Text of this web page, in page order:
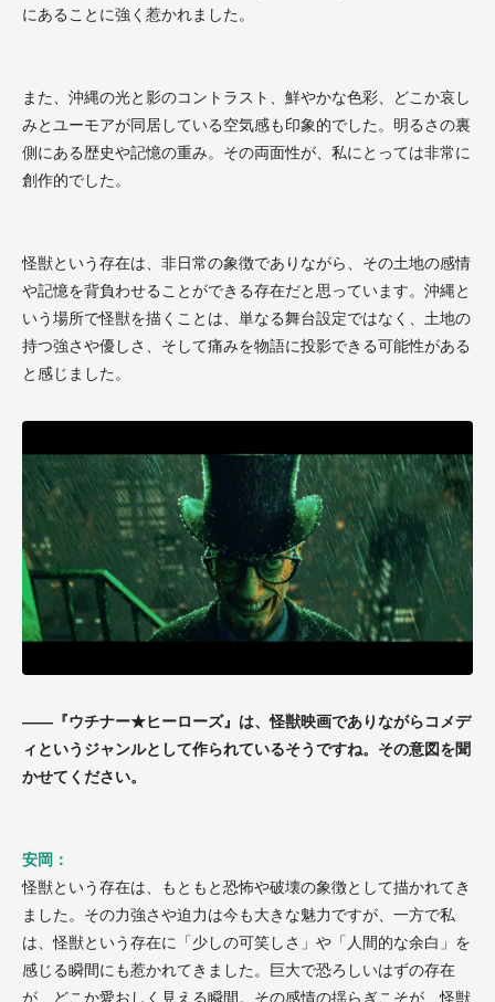
にあることに強く惹かれました。
また、沖縄の光と影のコントラスト、鮮やかな色彩、どこか哀し
みとユーモアが同居している空気感も印象的でした。明るさの裏
側にある歴史や記憶の重み。その両面性が、私にとっては非常に
創作的でした。
怪獣という存在は、非日常の象徴でありながら、その土地の感情
や記憶を背負わせることができる存在だと思っています。沖縄と
いう場所で怪獣を描くことは、単なる舞台設定ではなく、土地の
持つ強さや優しさ、そして痛みを物語に投影できる可能性がある
と感じました。
——『ウチナー★ヒーローズ』は、怪獣映画でありながらコメデ
ィというジャンルとして作られているそうですね。その意図を聞
かせてください。
安岡：
怪獣という存在は、もともと恐怖や破壊の象徴として描かれてき
ました。その力強さや迫力は今も大きな魅力ですが、一方で私
は、怪獣という存在に「少しの可笑しさ」や「人間的な余白」を
感じる瞬間にも惹かれてきました。巨大で恐ろしいはずの存在
が、どこか愛おしく見える瞬間。その感情の揺らぎこそが、怪獣